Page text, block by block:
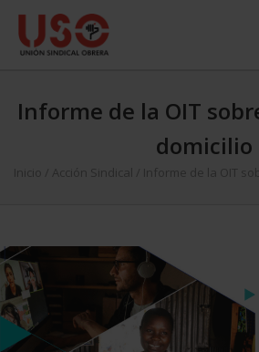
Informe de la OIT
domicilio
Inicio Acción Sindical Informe de la OIT